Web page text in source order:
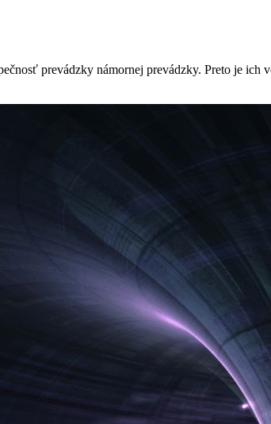
prevádzky námornej prevádzky. Preto je ich